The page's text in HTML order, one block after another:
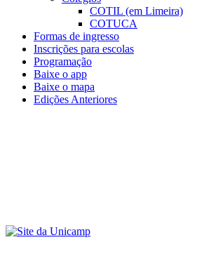
COTIL (em Limeira)
COTUCA
Formas de ingresso
Inscrições para escolas
Programação
Baixe o app
Baixe o mapa
Edições Anteriores